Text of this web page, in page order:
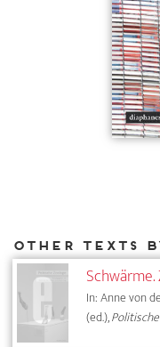
In: Anne von
(ed.),